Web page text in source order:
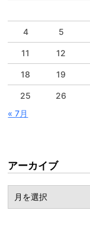
4 5
11 12
18 19
25 26
« 7月
アーカイブ